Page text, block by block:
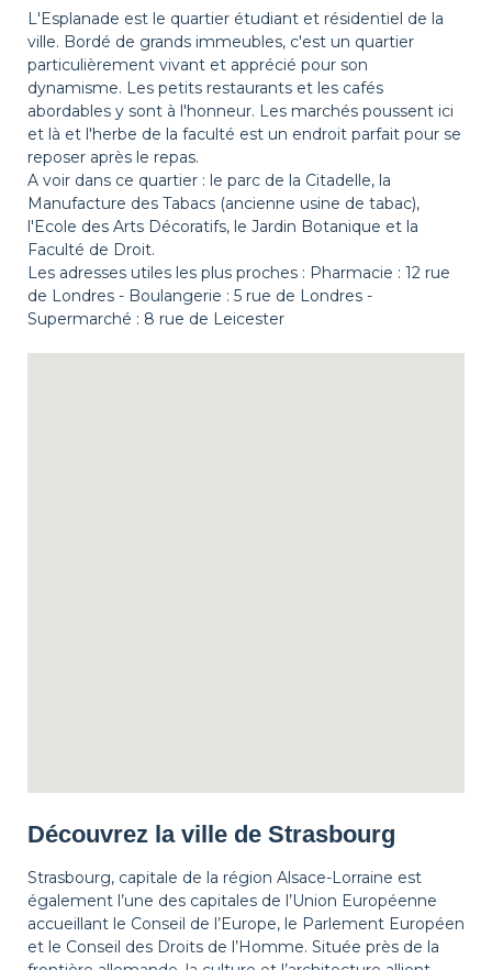
L'Esplanade est le quartier étudiant et résidentiel de la
ville. Bordé de grands immeubles, c'est un quartier
particulièrement vivant et apprécié pour son
dynamisme. Les petits restaurants et les cafés
abordables y sont à l'honneur. Les marchés poussent ici
et là et l'herbe de la faculté est un endroit parfait pour se
reposer après le repas.
A voir dans ce quartier : le parc de la Citadelle, la
Manufacture des Tabacs (ancienne usine de tabac),
l'Ecole des Arts Décoratifs, le Jardin Botanique et la
Faculté de Droit.
Les adresses utiles les plus proches : Pharmacie : 12 rue
de Londres - Boulangerie : 5 rue de Londres -
Supermarché : 8 rue de Leicester
Découvrez la ville de Strasbourg
Strasbourg, capitale de la région Alsace-Lorraine est
également l’une des capitales de l’Union Européenne
accueillant le Conseil de l’Europe, le Parlement Européen
et le Conseil des Droits de l’Homme. Située près de la